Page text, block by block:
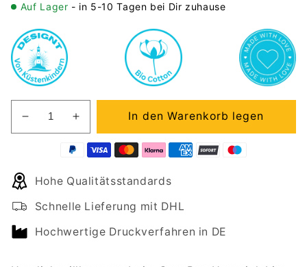
Auf Lager - in 5-10 Tagen bei Dir zuhause
Verringere
die
Gym
Hurra
SCHULKIND
BLAU
Erhöhe
die
Menge
Gym
Hurra
SCHULKIND
BLAU
In den Warenkorb legen
Hohe Qualitätsstandards
Schnelle Lieferung mit DHL
Hochwertige Druckverfahren in DE